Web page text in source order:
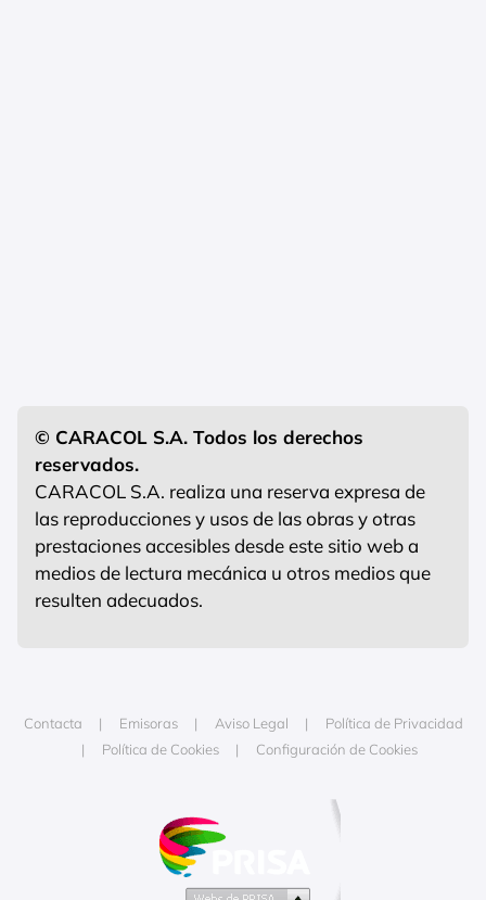
© CARACOL S.A. Todos los derechos
reservados.
CARACOL S.A. realiza una reserva expresa de
las reproducciones y usos de las obras y otras
prestaciones accesibles desde este sitio web a
medios de lectura mecánica u otros medios que
resulten adecuados.
Contacta Emisoras Aviso Legal
Política de Privacidad
Política de Cookies
Configuración de Cookies